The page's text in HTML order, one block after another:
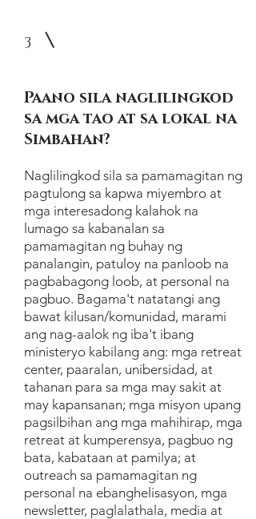
3
Paano sila naglilingkod
sa mga tao at sa lokal na
Simbahan?
Naglilingkod sila sa pamamagitan ng
pagtulong sa kapwa miyembro at
mga interesadong kalahok na
lumago sa kabanalan sa
pamamagitan ng buhay ng
panalangin, patuloy na panloob na
pagbabagong loob, at personal na
pagbuo. Bagama't natatangi ang
bawat kilusan/komunidad, marami
ang nag-aalok ng iba't ibang
ministeryo kabilang ang: mga retreat
center, paaralan, unibersidad, at
tahanan para sa mga may sakit at
may kapansanan; mga misyon upang
pagsilbihan ang mga mahihirap, mga
retreat at kumperensya, pagbuo ng
bata, kabataan at pamilya; at
outreach sa pamamagitan ng
personal na ebanghelisasyon, mga
newsletter, paglalathala, media at